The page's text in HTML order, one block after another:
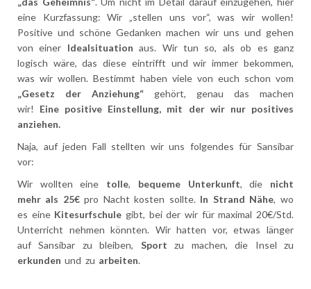
eine Kurzfassung: Wir „stellen uns vor“, was wir wollen!
Positive und schöne Gedanken machen wir uns und gehen
von einer Idealsituation aus. Wir tun so, als ob es ganz
logisch wäre, das diese eintrifft und wir immer bekommen,
was wir wollen. Bestimmt haben viele von euch schon vom
„Gesetz der Anziehung“ gehört, genau das machen
wir! Eine positive Einstellung, mit der wir nur positives
anziehen.
Naja, auf jeden Fall stellten wir uns folgendes für Sansibar
vor:
Wir wollten eine tolle, bequeme Unterkunft, die nicht
mehr als 25€ pro Nacht kosten sollte. In Strand Nähe, wo
es eine Kitesurfschule gibt, bei der wir für maximal 20€/Std.
Unterricht nehmen könnten. Wir hatten vor, etwas länger
auf Sansibar zu bleiben, Sport zu machen, die Insel zu
erkunden und zu arbeiten.